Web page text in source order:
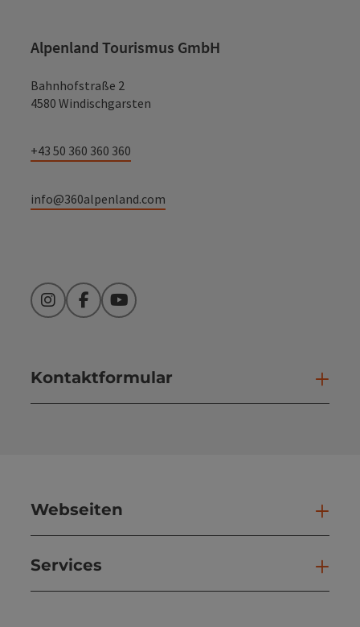
Mehrzwecksaal als auch die wunderschönen Räumlichkeiten
des Schlosses können nun für Veranstaltungen genützt
Alpenland Tourismus GmbH
Bahnhofstraße 2
4580 Windischgarsten
+43 50 360 360 360
info@360alpenland.com
InstagramFacebookYouTube
Kontaktformular
Webseiten
Services